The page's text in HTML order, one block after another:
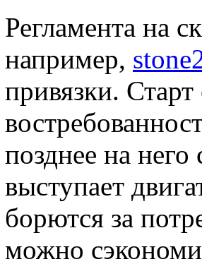
Регламента на
например,
привязки.
позднее на
выступает
борются за
можно